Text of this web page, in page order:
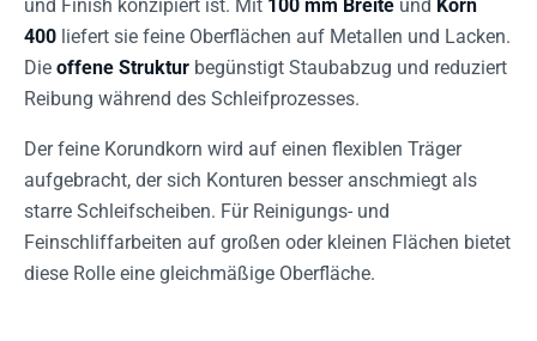
und Finish konzipiert ist. Mit 100 mm Breite und Korn
400 liefert sie feine Oberflächen auf Metallen und Lacken.
Die offene Struktur begünstigt Staubabzug und reduziert
Reibung während des Schleifprozesses.
Der feine Korundkorn wird auf einen flexiblen Träger
aufgebracht, der sich Konturen besser anschmiegt als
starre Schleifscheiben. Für Reinigungs- und
Feinschliffarbeiten auf großen oder kleinen Flächen bietet
diese Rolle eine gleichmäßige Oberfläche.